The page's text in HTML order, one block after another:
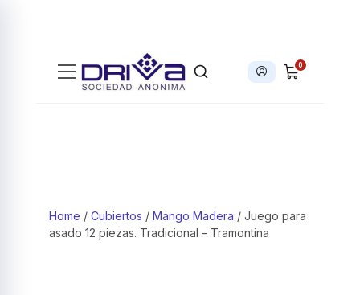
Iniciar sesión
0
Home / Cubiertos / Mango Madera / Juego para
asado 12 piezas. Tradicional – Tramontina